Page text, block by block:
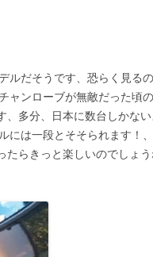
ルだそうです、恐らく見る
ャンローブが無敵だった頃
多分、日本に数台しかな
には一段とそそられます！
たらきっと楽しいのでしょ